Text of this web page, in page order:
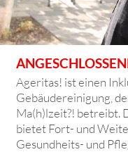
Ageritas! ist einen
Gebäudereinigung,
Ma(h)lzeit?! betreibt.
bietet Fort- und
Gesundheits- und